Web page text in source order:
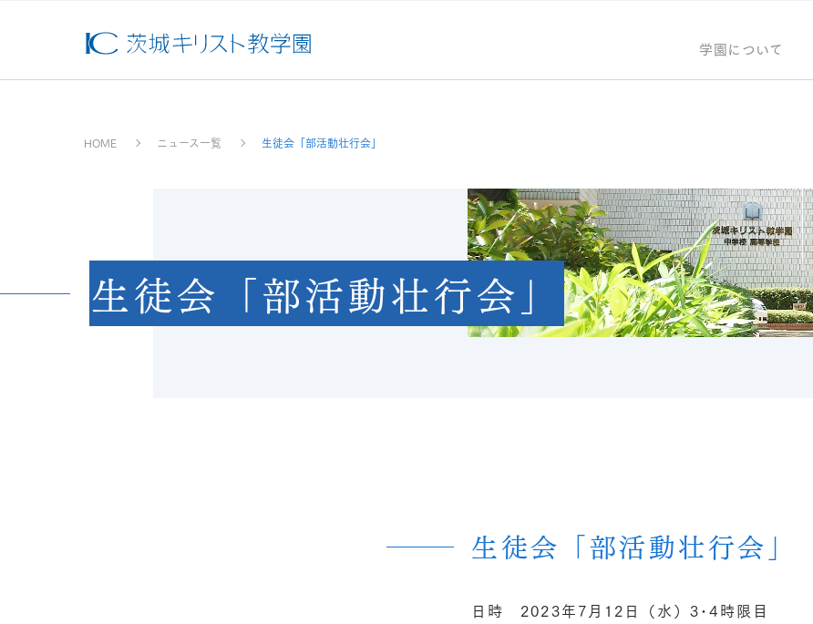
学園について
HOME ニュース一覧 生徒会「部活動壮行会」
生徒会「部活動壮行会」
生徒会「部活動壮行会」
日時 2023年7月12日（水）3･4時限目